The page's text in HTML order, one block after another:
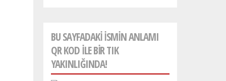
BU SAYFADAKI ISMIN ANLAMI
QR KOD ILE BIR TIK
YAKINLIĞINDA!